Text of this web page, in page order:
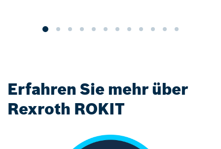
Erfahren Sie mehr über
Rexroth ROKIT